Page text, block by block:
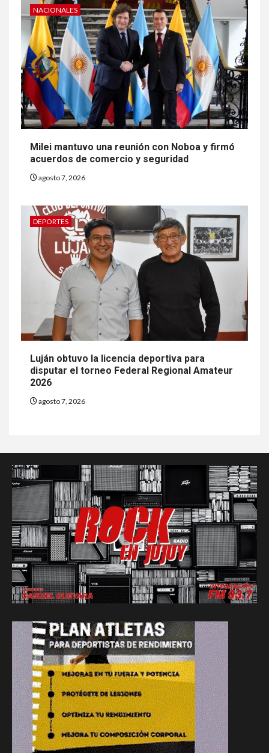
NACIONALES
Milei mantuvo una reunión con Noboa y firmó
acuerdos de comercio y seguridad
agosto 7, 2026
DEPORTES
Luján obtuvo la licencia deportiva para
disputar el torneo Federal Regional Amateur
2026
agosto 7, 2026